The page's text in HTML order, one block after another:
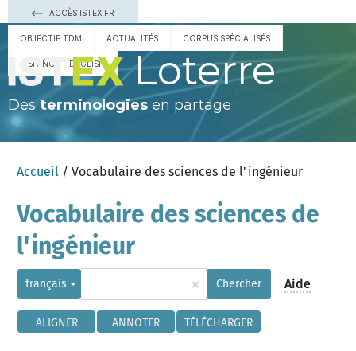
ACCÈS ISTEX.FR
OBJECTIF TDM ACTUALITÉS CORPUS SPÉCIALISÉS
ESPAÑOL ENGLISH Loterre
Des terminologies en partage
Accueil / Vocabulaire des sciences de l'ingénieur
Vocabulaire des sciences de
l'ingénieur
français × Chercher Aide
ALIGNER ANNOTER TÉLÉCHARGER